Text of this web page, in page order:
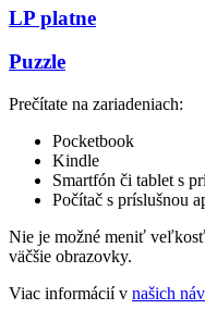
LP platne
Puzzle
Prečítate na zariadeniach:
Pocketbook
Kindle
Smartfón či tablet s
Počítač s príslušnou
Nie je možné meniť
väčšie obrazovky.
Viac informácií v našich